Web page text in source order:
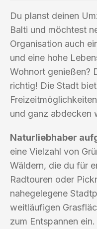
Du planst deinen
Balti und möchtest
Organisation auch
und eine hohe
Wohnort genießen?
richtig! Die Stadt
und ganz abdecken
Naturliebhaber
eine Vielzahl von
Wäldern, die du für
Radtouren oder
nahegelegene
weitläufigen
zum Entspannen ein.